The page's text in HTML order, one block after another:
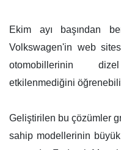
Ekim ayı başından
Volkswagen'in web
otomobillerinin
etkilenmediğini
Geliştirilen bu çözümler
sahip modellerinin